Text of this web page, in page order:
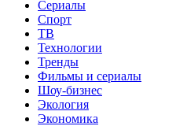
Сериалы
Спорт
ТВ
Технологии
Тренды
Фильмы и сериалы
Шоу-бизнес
Экология
Экономика